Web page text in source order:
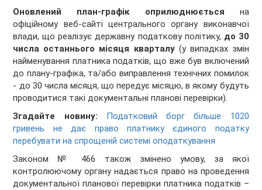
Оновлений план-графік оприлюднюється на
офіційному веб-сайті центрального органу виконавчої
влади, що реалізує державну податкову політику, до 30
числа останнього місяця кварталу(у випадках змін
найменування платника податків, що вже був включений
до плану-графіка, та/або виправлення технічних помилок
- до 30 числа місяця, що передує місяцю, в якому будуть
проводитися такі документальні планові перевірки).
Згадайте новину: Податковий борг більше 1020
гривень не дає право платнику єдиного податку
перебувати на спрощеній системі оподаткування
Законом № 466 також змінено умову, за якої
контролюючому органу надається право на проведення
документальної планової перевірки платника податків –